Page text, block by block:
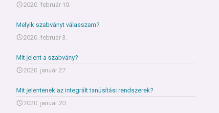
2020. február 10.
Melyik szabványt válasszam?
2020. február 3.
Mit jelent a szabvány?
2020. január 27.
Mit jelentenek az integrált tanúsítási rendszerek?
2020. január 20.